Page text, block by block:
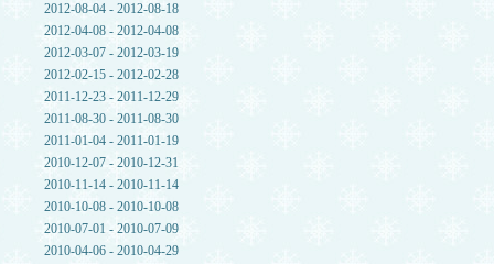
2012-08-04 - 2012-08-18
2012-04-08 - 2012-04-08
2012-03-07 - 2012-03-19
2012-02-15 - 2012-02-28
2011-12-23 - 2011-12-29
2011-08-30 - 2011-08-30
2011-01-04 - 2011-01-19
2010-12-07 - 2010-12-31
2010-11-14 - 2010-11-14
2010-10-08 - 2010-10-08
2010-07-01 - 2010-07-09
2010-04-06 - 2010-04-29